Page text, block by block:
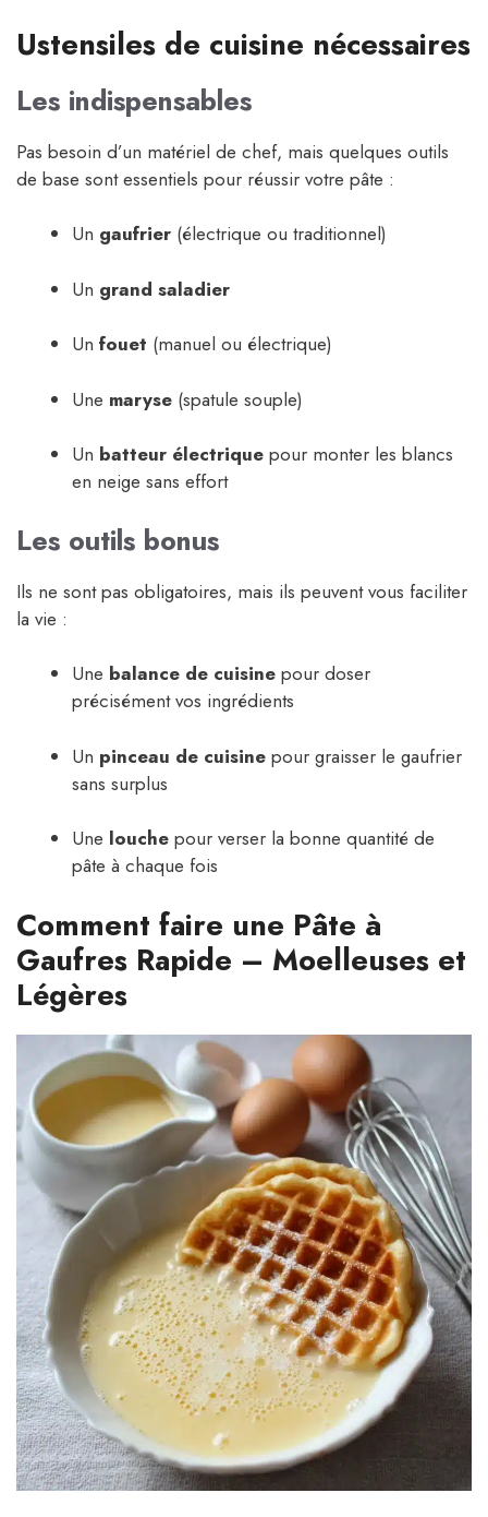
Ustensiles de cuisine nécessaires
Les indispensables
Pas besoin d’un matériel de chef, mais quelques outils
de base sont essentiels pour réussir votre pâte :
Un gaufrier (électrique ou traditionnel)
Un grand saladier
Un fouet (manuel ou électrique)
Une maryse (spatule souple)
Un batteur électrique pour monter les blancs
en neige sans effort
Les outils bonus
Ils ne sont pas obligatoires, mais ils peuvent vous faciliter
la vie :
Une balance de cuisine pour doser
précisément vos ingrédients
Un pinceau de cuisine pour graisser le gaufrier
sans surplus
Une louche pour verser la bonne quantité de
pâte à chaque fois
Comment faire une Pâte à
Gaufres Rapide – Moelleuses et
Légères